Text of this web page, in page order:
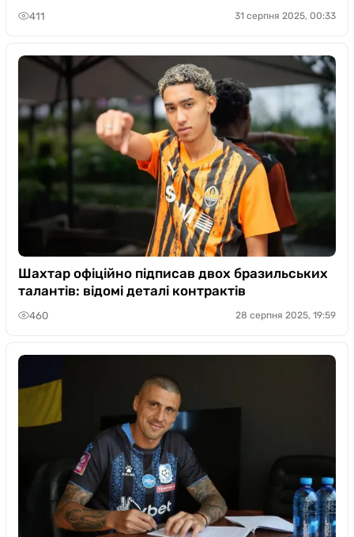
411 31 серпня 2025, 00:33
Шахтар офіційно підписав двох бразильських
талантів: відомі деталі контрактів
460 28 серпня 2025, 19:59